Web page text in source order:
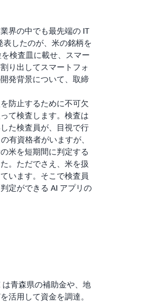
界の中でも最先端の IT
したのが、米の銘柄を
検査皿に載せ、スマー
り出してスマートフォ
発背景について、取締
防止するために不可欠
て検査します。検査は
た検査員が、目視で行
有資格者がいますが、
米を短期間に判定する
。ただでさえ、米を扱
います。そこで検査員
定ができる AI アプリの
は青森県の補助金や、地
活用して資金を調達。